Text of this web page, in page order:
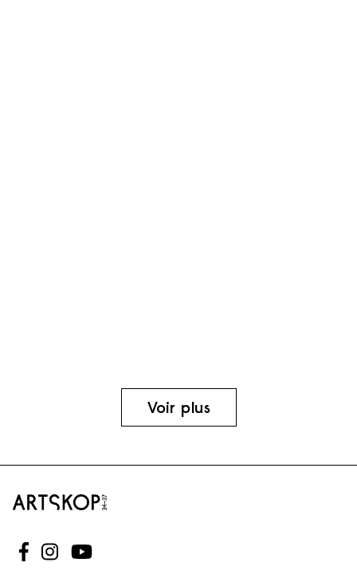
Voir plus
Suivez-nous sur Facebook
Suivez-nous sur Instagram
Suivez-nous sur Youtube